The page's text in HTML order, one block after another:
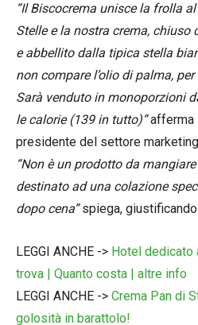
“Il Biscocrema unisce la frolla
Stelle e la nostra crema, chiuso
e abbellito dalla tipica stella
non compare l’olio di palma,
Sarà venduto in monoporzioni
le calorie (139 in tutto)”afferma
presidente del settore
“Non è un prodotto da
destinato ad una colazione
dopo cena”spiega,
LEGGI ANCHE -> Hotel dedicato
trova | Quanto costa | altre info
LEGGI ANCHE -> Crema Pan di
golosità in barattolo!